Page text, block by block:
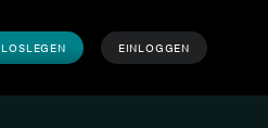
LOSLEGEN EINLOGGEN